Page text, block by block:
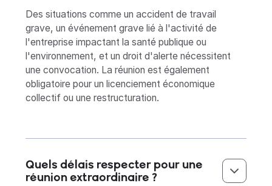
Des situations comme un accident de travail
grave, un événement grave lié à l'activité de
l'entreprise impactant la santé publique ou
l'environnement, et un droit d'alerte nécessitent
une convocation. La réunion est également
obligatoire pour un licenciement économique
collectif ou une restructuration.
Quels délais respecter pour une
réunion extraordinaire ?